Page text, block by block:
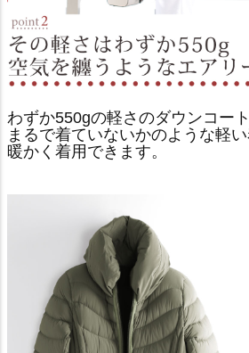
わずか550gの軽さのダウンコート
まるで着ていないかのような軽
暖かく着用できます。